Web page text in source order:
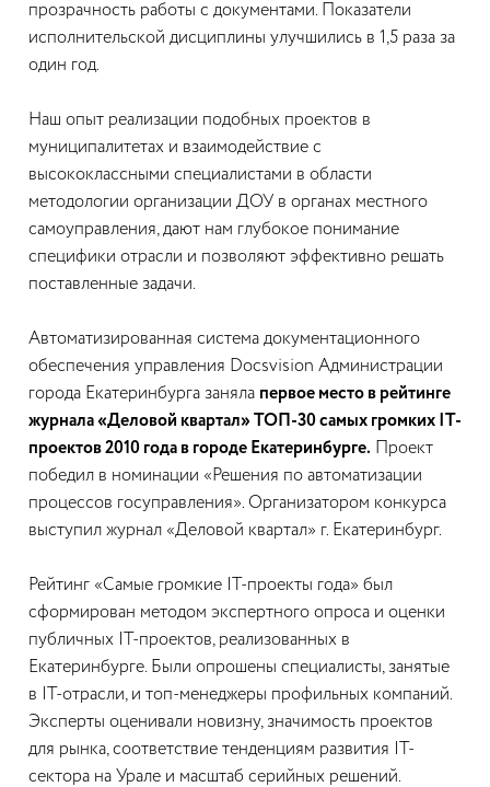
прозрачность работы с документами. Показатели
исполнительской дисциплины улучшились в 1,5 раза за
один год.
Наш опыт реализации подобных проектов в
муниципалитетах и взаимодействие с
высококлассными специалистами в области
методологии организации ДОУ в органах местного
самоуправления, дают нам глубокое понимание
специфики отрасли и позволяют эффективно решать
поставленные задачи.
Автоматизированная система документационного
обеспечения управления Docsvision Администрации
города Екатеринбурга заняла первое место в рейтинге
журнала «Деловой квартал» ТОП-30 самых громких IT-
проектов 2010 года в городе Екатеринбурге. Проект
победил в номинации «Решения по автоматизации
процессов госуправления». Организатором конкурса
выступил журнал «Деловой квартал» г. Екатеринбург.
Рейтинг «Самые громкие IT-проекты года» был
сформирован методом экспертного опроса и оценки
публичных IT-проектов, реализованных в
Екатеринбурге. Были опрошены специалисты, занятые
в IT-отрасли, и топ-менеджеры профильных компаний.
Эксперты оценивали новизну, значимость проектов
для рынка, соответствие тенденциям развития IT-
сектора на Урале и масштаб серийных решений.